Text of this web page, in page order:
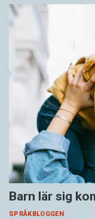
Barn lär sig
SPRÅKBLOGGEN